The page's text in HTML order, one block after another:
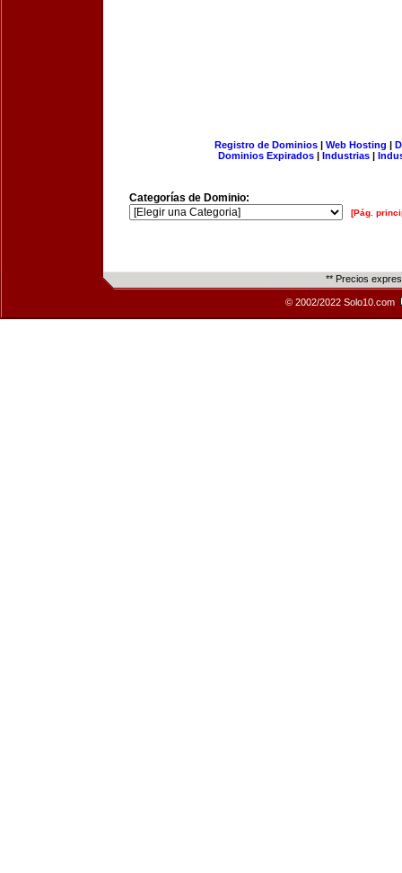
Registro de Dominios| Web Hosting |
Dominios Expirados | Industrias |
Categorías de Dominio:
[Pág.
** Precios
© 2002/2022 Solo10.com